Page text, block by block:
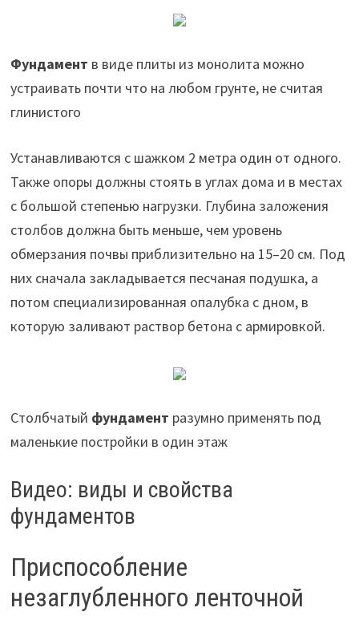
Фундамент в виде плиты из монолита можно
устраивать почти что на любом грунте, не считая
глинистого
Устанавливаются с шажком 2 метра один от одного.
Также опоры должны стоять в углах дома и в местах
с большой степенью нагрузки. Глубина заложения
столбов должна быть меньше, чем уровень
обмерзания почвы приблизительно на 15–20 см. Под
них сначала закладывается песчаная подушка, а
потом специализированная опалубка с дном, в
которую заливают раствор бетона с армировкой.
Столбчатый фундамент разумно применять под
маленькие постройки в один этаж
Видео: виды и свойства
фундаментов
Приспособление
незаглубленного ленточной